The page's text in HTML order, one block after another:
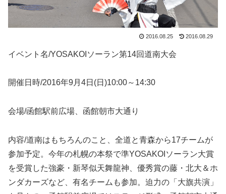
2016.08.25 2016.08.29
イベント名/YOSAKOIソーラン第14回道南大会
開催日時/2016年9月4日(日)10:00～14:30
会場/函館駅前広場、函館朝市大通り
内容/道南はもちろんのこと、全道と青森から17チームが
参加予定。今年の札幌の本祭で準YOSAKOIソーラン大賞
を受賞した強豪・新琴似天舞龍神、優秀賞の藤・北大＆ホ
ンダカーズなど、有名チームも参加。迫力の「大旗共演」